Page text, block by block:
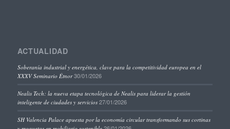
ACTUALIDAD
Soberanía industrial y energética, clave para la competitividad europea en el
XXXV Seminario Étnor 30/01/2026
Nealis Tech: la nueva etapa tecnológica de Nealis para liderar la gestión
inteligente de ciudades y servicios 27/01/2026
SH Valencia Palace apuesta por la economía circular transformando sus cortinas